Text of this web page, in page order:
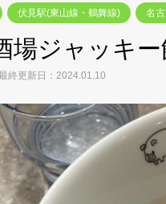
伏見駅(東山線・鶴舞線) 名
場ジャッキー
終更新日：2024.01.10